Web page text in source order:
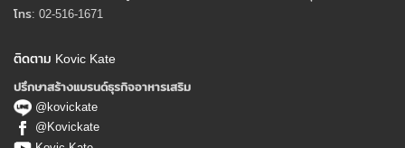
โทร: 02-516-1671
ติดตาม Kovic Kate
ปรึกษาสร้างแบรนด์ธุรกิจอาหารเสริม
@kovickate
@Kovickate